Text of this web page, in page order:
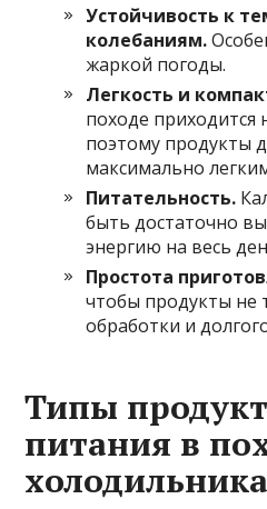
Устойчивость к
колебаниям.
жаркой погоды.
Легкость и
походе приходится
поэтому продукты
максимально
Питательность.
быть достаточно
энергию на весь
Простота
чтобы продукты не
обработки и
Типы
питания в
холодильника